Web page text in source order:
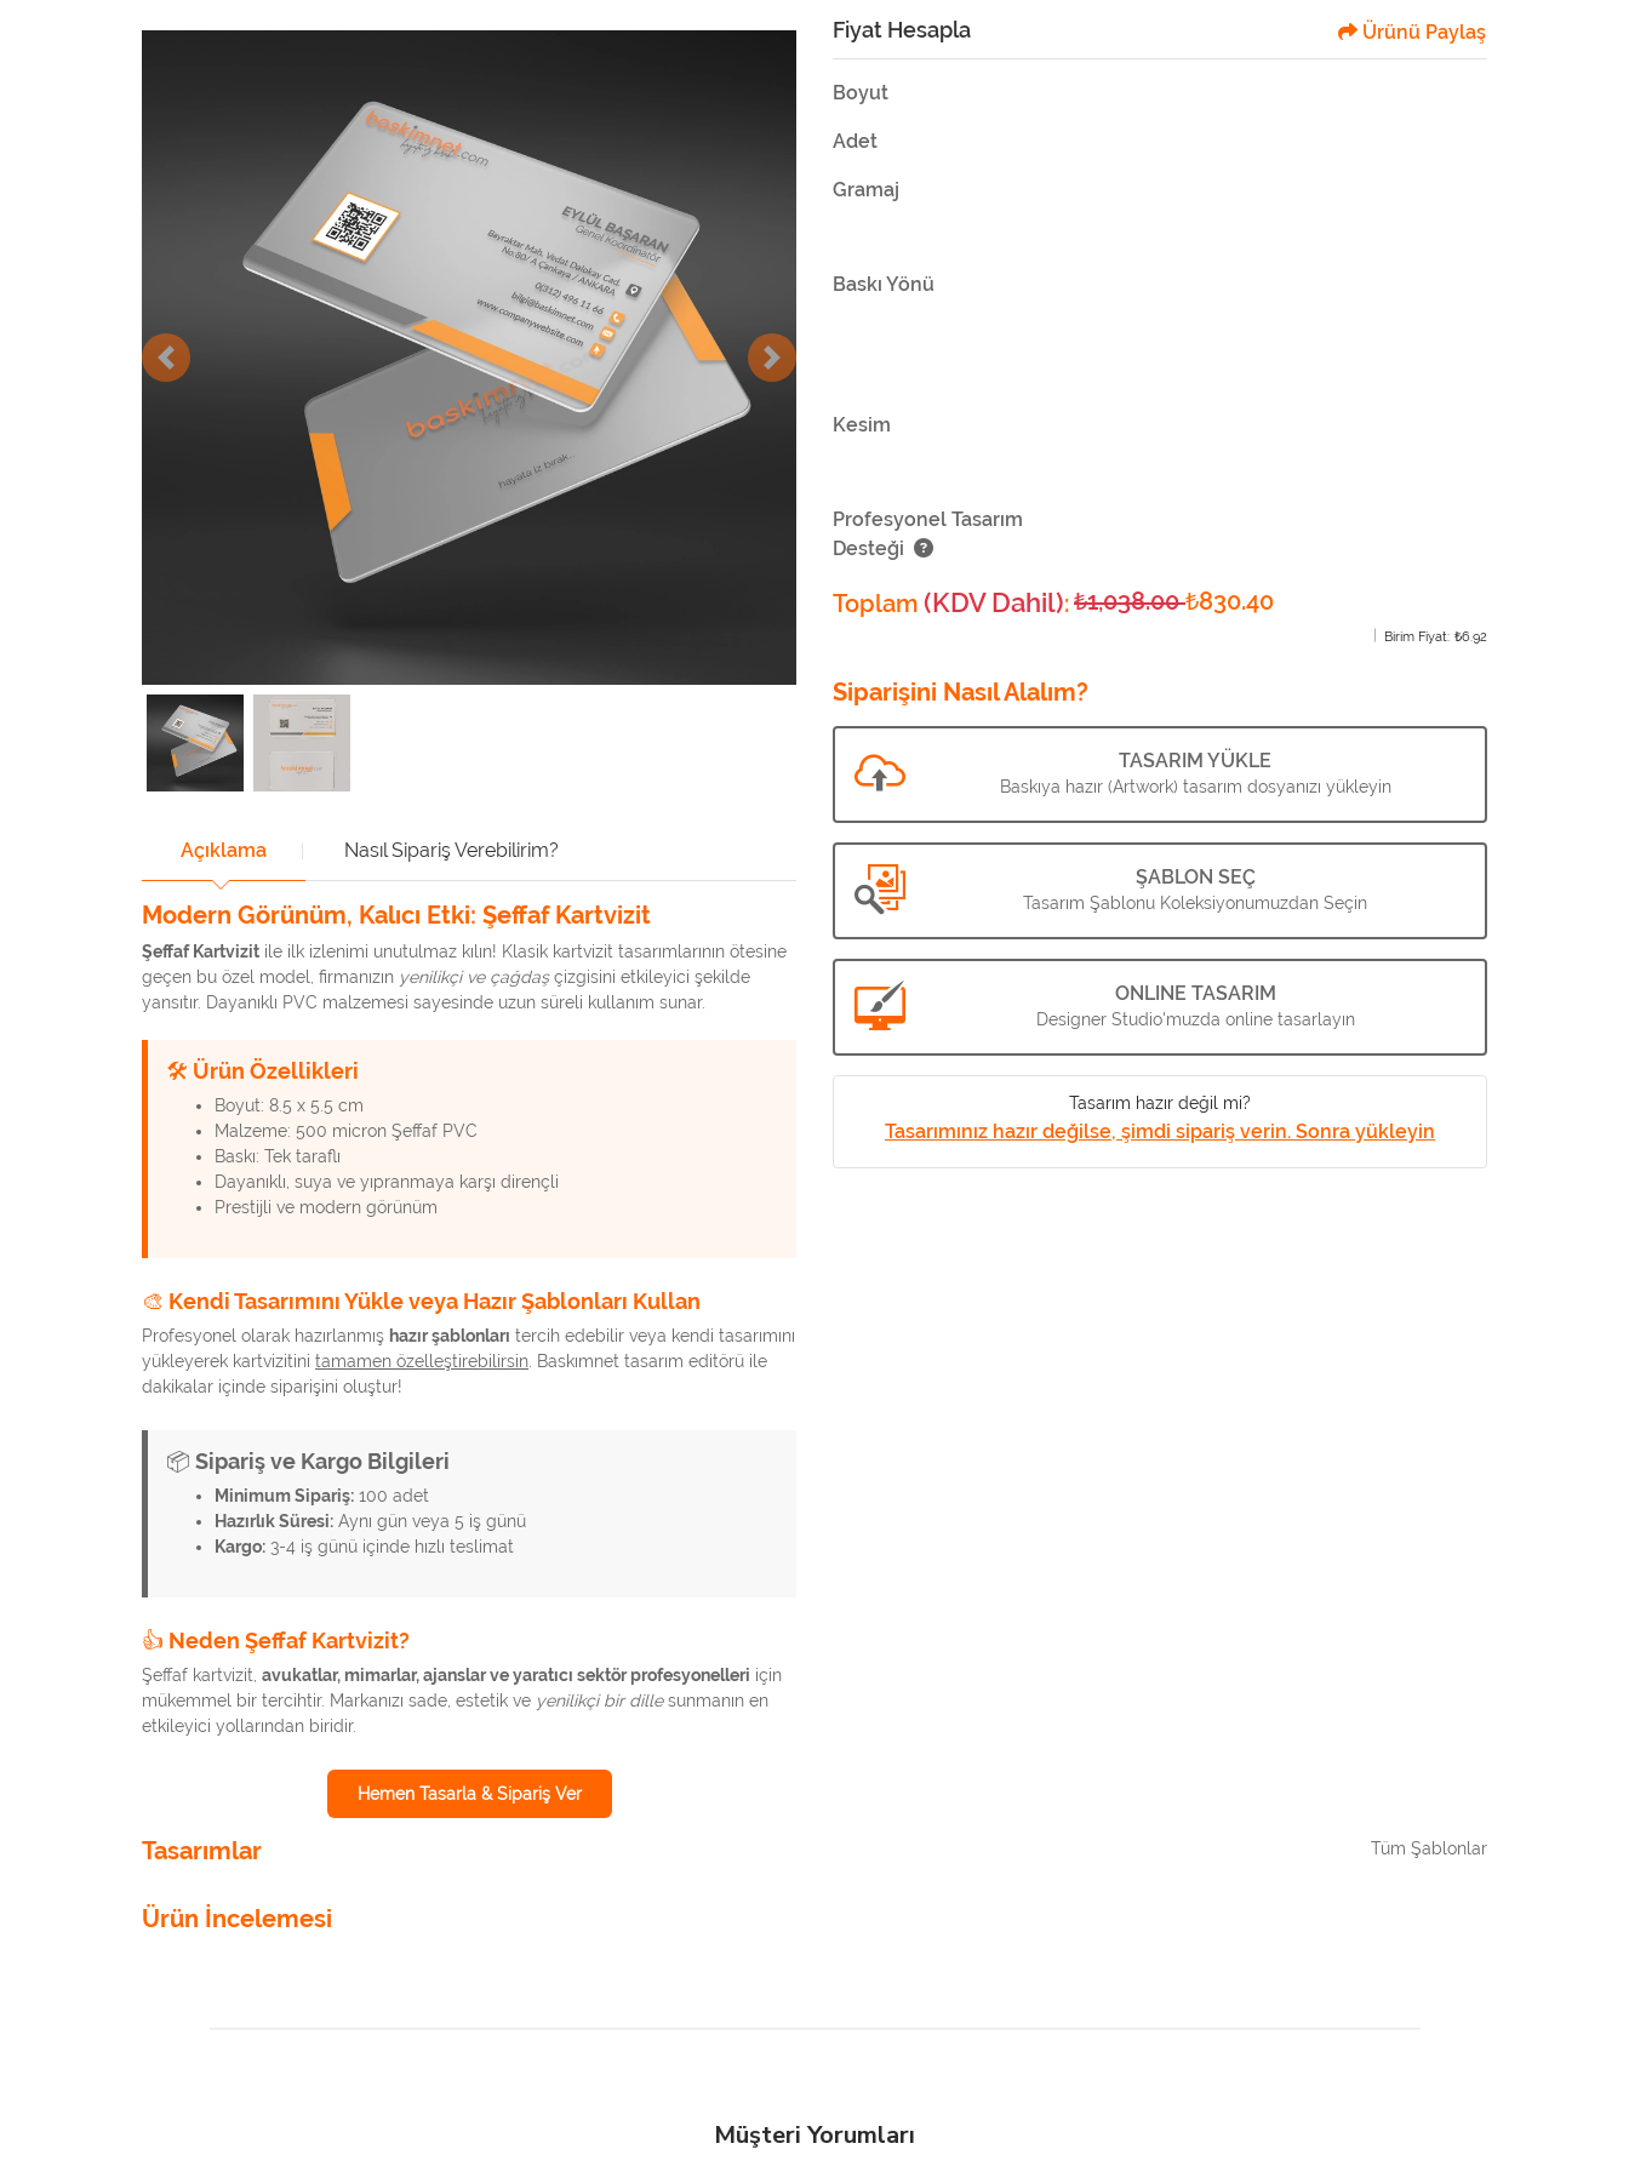
Açıklama Nasıl Sipariş Verebilirim?
Modern Görünüm, Kalıcı Etki: Şeffaf Kartvizit
Şeffaf Kartvizit ile ilk izlenimi unutulmaz kılın! Klasik kartvizit tasarımlarının ötesine
geçen bu özel model, firmanızın yenilikçi ve çağdaşçizgisini etkileyici şekilde
yansıtır. Dayanıklı PVC malzemesi sayesinde uzun süreli kullanım sunar.
🛠️ Ürün Özellikleri
Boyut: 8.5 x 5.5 cm
Malzeme: 500 micron Şeffaf PVC
Baskı: Tek taraflı
Dayanıklı, suya ve yıpranmaya karşı dirençli
Prestijli ve modern görünüm
🎨 Kendi Tasarımını Yükle veya Hazır Şablonları Kullan
Profesyonel olarak hazırlanmış hazır şablonları tercih edebilir veya kendi tasarımını
yükleyerek kartvizitini tamamen özelleştirebilirsin. Baskımnet tasarım editörü ile
dakikalar içinde siparişini oluştur!
📦 Sipariş ve Kargo Bilgileri
Minimum Sipariş: 100 adet
Hazırlık Süresi: Aynı gün veya 5 iş günü
Kargo: 3-4 iş günü içinde hızlı teslimat
👍 Neden Şeffaf Kartvizit?
Şeffaf kartvizit, avukatlar, mimarlar, ajanslar ve yaratıcı sektör profesyonelleri için
mükemmel bir tercihtir. Markanızı sade, estetik ve yenilikçi bir dillesunmanın en
etkileyici yollarından biridir.
Hemen Tasarla & Sipariş Ver
Fiyat Hesapla Ürünü Paylaş
Boyut
Adet
Gramaj
Baskı Yönü
Kesim
Profesyonel Tasarım
Desteği
Toplam (KDV Dahil):₺1,038.00₺830.40
Birim Fiyat: ₺6.92
Siparişini Nasıl Alalım?
TASARIM YÜKLE
Baskıya hazır (Artwork) tasarım dosyanızı yükleyin
ŞABLON SEÇ
Tasarım Şablonu Koleksiyonumuzdan Seçin
ONLINE TASARIM
Designer Studio'muzda online tasarlayın
Tasarım hazır değil mi?
Tasarımınız hazır değilse, şimdi sipariş verin. Sonra yükleyin
Tüm Şablonlar
Tasarımlar
Ürün İncelemesi
Müşteri Yorumları